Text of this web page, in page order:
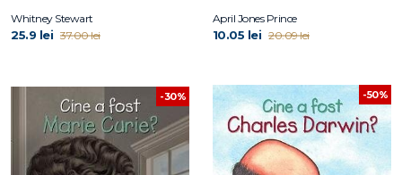
Whitney Stewart
25.9 lei 37.00 lei
April Jones Prince
10.05 lei 20.09 lei
-30% -50%